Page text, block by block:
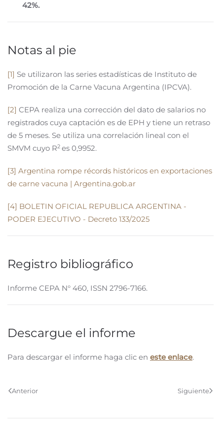
42%.
Notas al pie
[1] Se utilizaron las series estadísticas de Instituto de
Promoción de la Carne Vacuna Argentina (IPCVA).
[2] CEPA realiza una corrección del dato de salarios no
registrados cuya captación es de EPH y tiene un retraso
de 5 meses. Se utiliza una correlación lineal con el
SMVM cuyo R2 es 0,9952.
[3] Argentina rompe récords históricos en exportaciones
de carne vacuna | Argentina.gob.ar
[4] BOLETIN OFICIAL REPUBLICA ARGENTINA -
PODER EJECUTIVO - Decreto 133/2025
Registro bibliográfico
Informe CEPA N° 460, ISSN 2796-7166.
Descargue el informe
Para descargar el informe haga clic en este enlace.
Anterior Siguiente